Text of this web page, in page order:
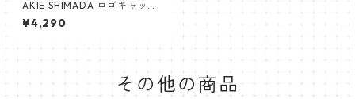
AKIE SHIMADA ロゴキャップ
（青）
¥4,290
その他の商品